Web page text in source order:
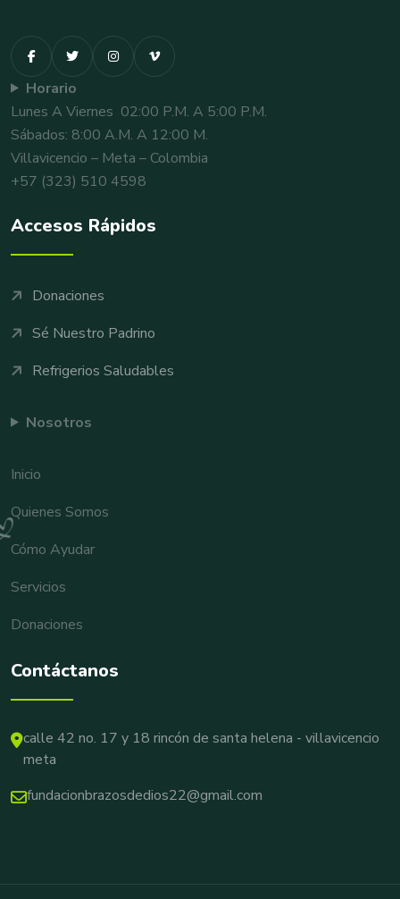
Horario
Lunes A Viernes 02:00 P.m. A 5:00 P.m.
Sábados: 8:00 A.m. A 12:00 M.
Villavicencio – Meta – Colombia
+57 (323) 510 4598
Accesos Rápidos
Donaciones
Sé Nuestro Padrino
Refrigerios Saludables
Nosotros
Inicio
Quienes Somos
Cómo Ayudar
Servicios
Donaciones
Contáctanos
calle 42 no. 17 y 18 rincón de santa helena - villavicencio
meta
fundacionbrazosdedios22@gmail.com